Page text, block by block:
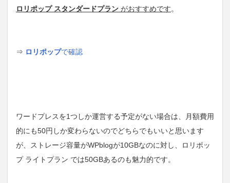
ロリポップ スタンダードプラン がおすすめです。
⇒ ロリポップで確認
ワードプレスを1つしか運営する予定がない場合は、月額費用
的にも50円しか変わらないのでどちらでもいいと思います
が、ストレージ容量がWPblogが10GBなのに対し、ロリポッ
プ ライトプラン では50GBあるのも魅力的です。